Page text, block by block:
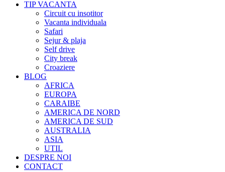
TIP VACANTA
Circuit cu insotitor
Vacanta individuala
Safari
Sejur & plaja
Self drive
City break
Croaziere
BLOG
AFRICA
EUROPA
CARAIBE
AMERICA DE NORD
AMERICA DE SUD
AUSTRALIA
ASIA
UTIL
DESPRE NOI
CONTACT